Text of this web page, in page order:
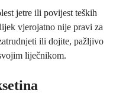
jetre ili povijest teških
vjerojatno nije pravi za
ili dojite, pažljivo
liječnikom.